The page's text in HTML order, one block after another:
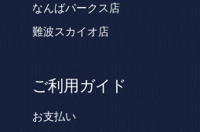
なんばパークス店
難波スカイオ店
ご利用ガイド
お支払い